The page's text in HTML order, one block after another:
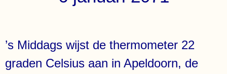
’s Middags wijst de thermometer 22
graden Celsius aan in Apeldoorn, de